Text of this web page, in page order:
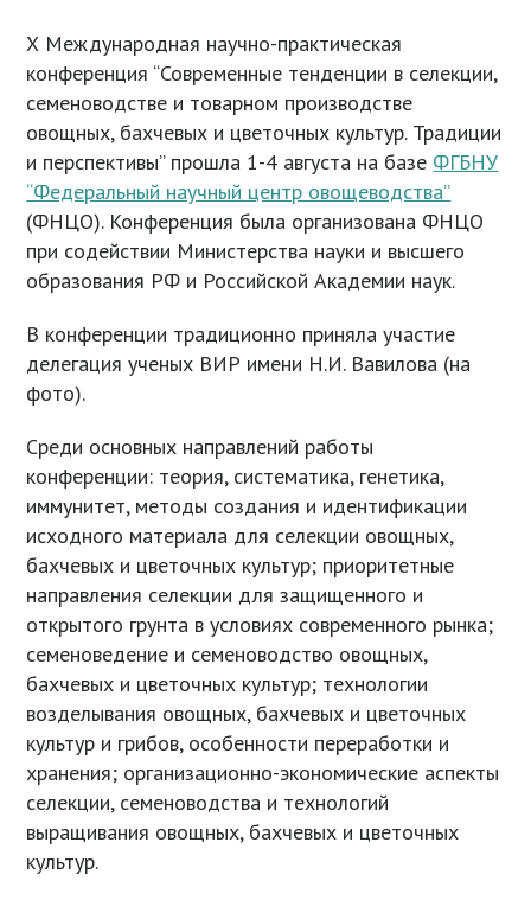
Х Международная научно-практическая
конференция “Современные тенденции в селекции,
семеноводстве и товарном производстве
овощных, бахчевых и цветочных культур. Традиции
и перспективы” прошла 1-4 августа на базе ФГБНУ
“Федеральный научный центр овощеводства”
(ФНЦО). Конференция была организована ФНЦО
при содействии Министерства науки и высшего
образования РФ и Российской Академии наук.
В конференции традиционно приняла участие
делегация ученых ВИР имени Н.И. Вавилова (на
фото).
Среди основных направлений работы
конференции: теория, систематика, генетика,
иммунитет, методы создания и идентификации
исходного материала для селекции овощных,
бахчевых и цветочных культур; приоритетные
направления селекции для защищенного и
открытого грунта в условиях современного рынка;
семеноведение и семеноводство овощных,
бахчевых и цветочных культур; технологии
возделывания овощных, бахчевых и цветочных
культур и грибов, особенности переработки и
хранения; организационно-экономические аспекты
селекции, семеноводства и технологий
выращивания овощных, бахчевых и цветочных
культур.